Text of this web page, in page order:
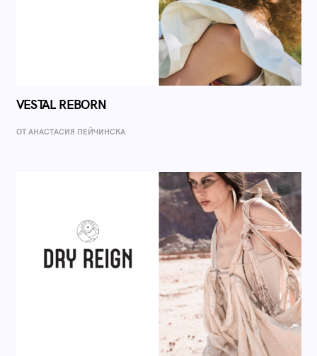
VESTAL REBORN
ОТ AНАСТАСИЯ ПЕЙЧИНСКА